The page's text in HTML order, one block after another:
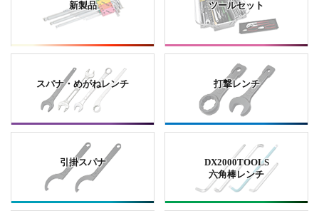
新製品 ツールセット
スパナ・めがねレンチ 打撃レンチ
引掛スパナ
DX2000TOOLS
六角棒レンチ